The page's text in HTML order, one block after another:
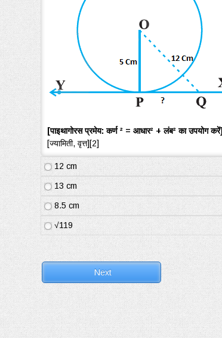
[पाइथागोरस प्रमेय: कर्ण ² = आधार² + लंब² का उपयोग करें]
[ज्यामिती, वृत्त][2]
12 cm
13 cm
8.5 cm
√119